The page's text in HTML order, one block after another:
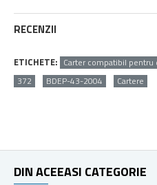
RECENZII
ETICHETE: Carter compatibil pentru
372
BDEP-43-2004 Cartere
DIN ACEEASI CATEGORIE